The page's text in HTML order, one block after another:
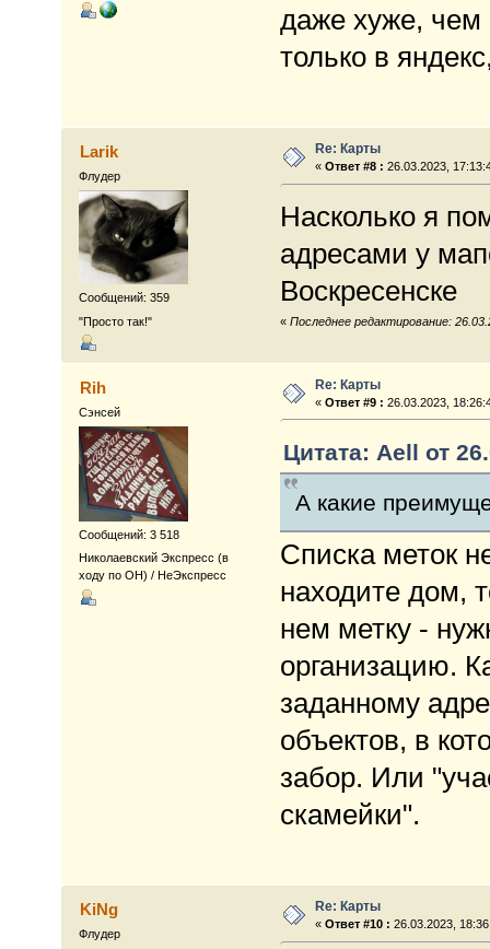
даже хуже, чем
только в
Larik
Флудер
Сообщений: 359
"Просто так!"
Re: Карты
«Ответ #8 : 26.03.2023,
Насколько я
адресами у
Воскресенске
« Последнее редактирование:
Rih
Сэнсей
Сообщений: 3 518
Николаевский Экспресс (в
ходу по ОН) / НеЭкспресс
Re: Карты
«Ответ #9 : 26.03.2023,
Цитата: Aell от
А какие
Списка меток
находите дом,
нем метку -
организацию.
заданному
объектов, в
забор. Или
скамейки".
KiNg
Флудер
Re: Карты
«Ответ #10 : 26.03.2023,